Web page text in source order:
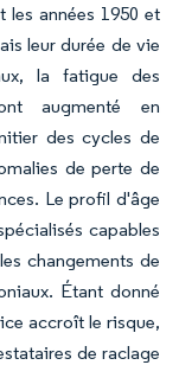
années 1950 et
leur durée de vie
la fatigue des
augmenté en
des cycles de
de perte de
Le profil d'âge
capables
changements de
Étant donné
accroît le risque,
de raclage